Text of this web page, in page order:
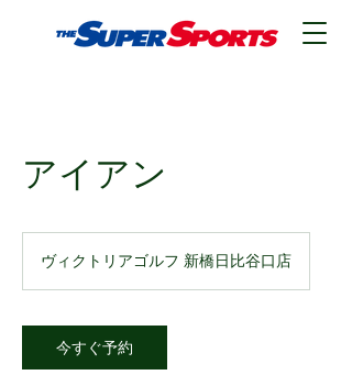
アイアン
ヴィクトリアゴルフ 新橋日比谷口店
今すぐ予約